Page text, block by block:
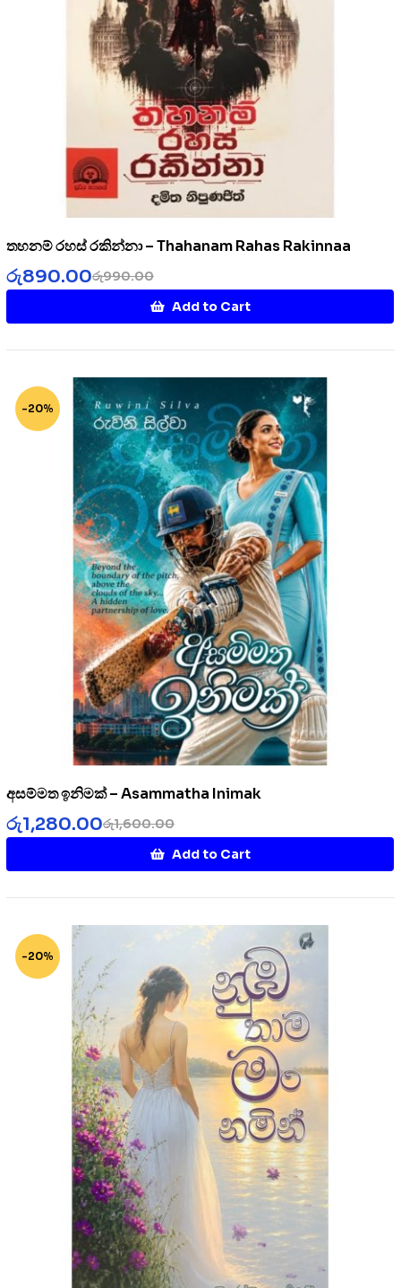
තහනම් රහස් රකින්නා – Thahanam Rahas Rakinnaa
රු990.00
රු890.00
Add to Cart
-20%
අසම්මත ඉනිමක් – Asammatha Inimak
රු1,600.00
රු1,280.00
Add to Cart
-20%